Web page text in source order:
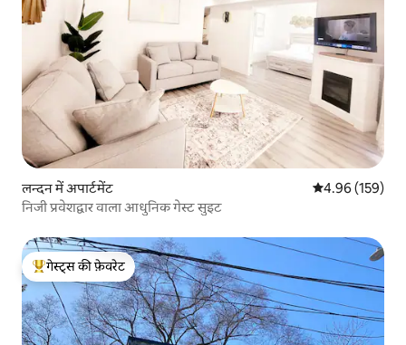
लन्दन में अपार्टमेंट औसत रेटिंग 5 में से
4.96 (159)
निजी प्रवेशद्वार वाला आधुनिक गेस्ट सुइट
गेस्ट्स का टॉप फ़ेवरेट
गेस्ट्स की फ़ेवरेट